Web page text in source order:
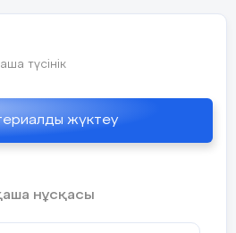
түсінік
жүктеу
нұсқасы